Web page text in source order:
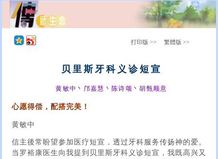
打印版 >> 繁體版 >>
贝里斯牙科义诊短宣
黄敏中丶邝嘉慧丶陈诗颂丶胡甄顺意
心愿得偿，配搭完美！
黄敏中
信主後常盼望参加医疗短宣，透过牙科服务传扬神的爱。
当罗裕康医生向我提到贝里斯牙科义诊短宣，我既高兴又